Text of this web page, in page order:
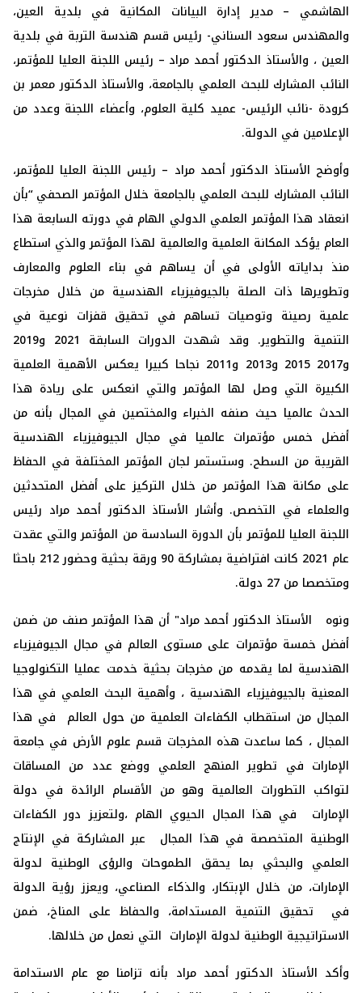
الهاشمي – مدير إدارة البيانات المكانية في بلدية العين،
والمهندس سعود السناني- رئيس قسم هندسة التربة في بلدية
العين ، والأستاذ الدكتور أحمد مراد – رئيس اللجنة العليا للمؤتمر،
النائب المشارك للبحث العلمي بالجامعة، والأستاذ الدكتور معمر بن
كرودة -نائب الرئيس- عميد كلية العلوم، وأعضاء اللجنة وعدد من
الإعلامين في الدولة.
وأوضح الأستاذ الدكتور أحمد مراد – رئيس اللجنة العليا للمؤتمر،
النائب المشارك للبحث العلمي بالجامعة خلال المؤتمر الصحفي “بأن
انعقاد هذا المؤتمر العلمي الدولي الهام في دورته السابعة هذا
العام يؤكد المكانة العلمية والعالمية لهذا المؤتمر والذي استطاع
منذ بداياته الأولى في أن يساهم في بناء العلوم والمعارف
وتطويرها ذات الصلة بالجيوفيزياء الهندسية من خلال مخرجات
علمية رصينة وتوصيات تساهم في تحقيق قفزات نوعية في
التنمية والتطوير. وقد شهدت الدورات السابقة 2021 و2019
و2017 2015 و2013 و2011 نجاحا كبيرا يعكس الأهمية العلمية
الكبيرة التي وصل لها المؤتمر والتي انعكس على ريادة هذا
الحدث عالميا حيث صنفه الخبراء والمختصين في المجال بأنه من
أفضل خمس مؤتمرات عالميا في مجال الجيوفيزياء الهندسية
القريبة من السطح. وستستمر لجان المؤتمر المختلفة في الحفاظ
على مكانة هذا المؤتمر من خلال التركيز على أفضل المتحدثين
والعلماء في التخصص. وأشار الأستاذ الدكتور أحمد مراد رئيس
اللجنة العليا للمؤتمر بأن الدورة السادسة من المؤتمر والتي عقدت
عام 2021 كانت افتراضية بمشاركة 90 ورقة بحثية وحضور 212 باحثا
ومتخصصا من 27 دولة.
ونوه الأستاذ الدكتور أحمد مراد" أن هذا المؤتمر صنف من ضمن
أفضل خمسة مؤتمرات على مستوى العالم في مجال الجيوفيزياء
الهندسية لما يقدمه من مخرجات بحثية خدمت عمليا التكنولوجيا
المعنية بالجيوفيزياء الهندسية ، وأهمية البحث العلمي في هذا
المجال من استقطاب الكفاءات العلمية من حول العالم في هذا
المجال ، كما ساعدت هذه المخرجات قسم علوم الأرض في جامعة
الإمارات في تطوير المنهج العلمي ووضع عدد من المساقات
لتواكب التطورات العالمية وهو من الأقسام الرائدة في دولة
الإمارات في هذا المجال الحيوي الهام ،ولتعزيز دور الكفاءات
الوطنية المتخصصة في هذا المجال عبر المشاركة في الإنتاج
العلمي والبحثي بما يحقق الطموحات والرؤى الوطنية لدولة
الإمارات، من خلال الإبتكار، والذكاء الصناعي، ويعزز رؤية الدولة
في تحقيق التنمية المستدامة، والحفاظ على المناخ، ضمن
الاستراتيجية الوطنية لدولة الإمارات التي نعمل من خلالها.
وأكد الأستاذ الدكتور أحمد مراد بأنه تزامنا مع عام الاستدامة